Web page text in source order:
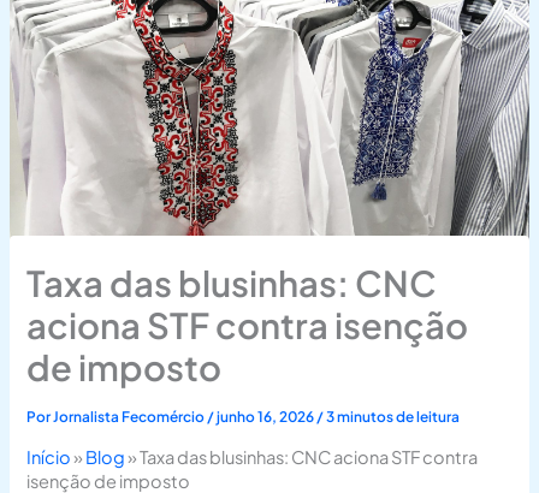
Taxa das blusinhas: CNC
aciona STF contra isenção
de imposto
PorJornalista Fecomércio /junho 16, 2026 /3 minutos de leitura
Início» Blog»Taxa das blusinhas: CNC aciona STF contra
isenção de imposto